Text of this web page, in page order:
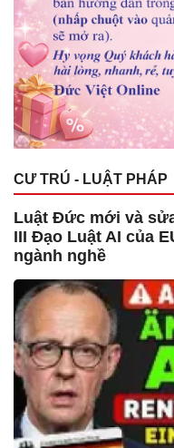
CƯ TRÚ - LUẬT PHÁP
Luật Đức mới và
III Đạo Luật AI của
ngành nghề